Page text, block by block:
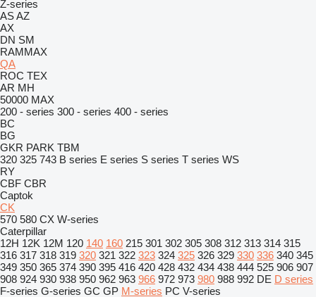
Z-series
ASAZ
AX
DN SM
RAMMAX
QA
ROC TEX
AR MH
50000 MAX
200 - series 300 - series 400 - series
BC
BG
GKR PARK TBM
320 325 743 B series E series S series T series WS
RY
CBF CBR
Captok
CK
570 580 CX W-series
Caterpillar
12H 12K 12M 120 140 160 215 301 302 305 308 312 313 314 315
316 317 318 319 320 321 322 323 324 325 326 329 330 336 340 345
349 350 365 374 390 395 416 420 428 432 434 438 444 525 906 907
908 924 930 938 950 962 963 966 972 973 980 988 992 DE D series
F-series G-series GC GP M-series PC V-series